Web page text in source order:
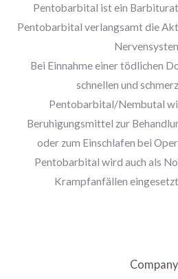
Pentobarbital ist ein
Pentobarbital verlangsamt die
Bei Einnahme einer tödlichen
schnellen und
Pentobarbital/Nembutal
Beruhigungsmittel zur
oder zum Einschlafen bei
Pentobarbital wird auch als
Krampfanfällen
Company